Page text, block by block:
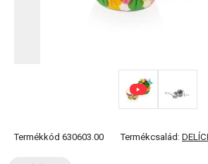
Termékkód 630603.00 Termékcsalád: